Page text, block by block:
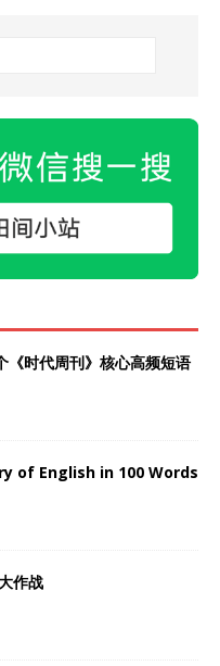
时代周刊》核心高频短语
of English in 100 Words
作战